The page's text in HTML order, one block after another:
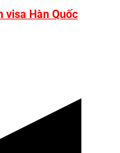
visa Hàn Quốc